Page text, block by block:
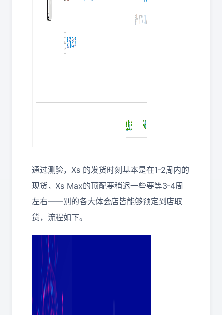
通过测验，Xs 的发货时刻基本是在1-2周内的
现货，Xs Max的顶配要稍迟一些要等3-4周
左右——别的各大体会店皆能够预定到店取
货，流程如下。